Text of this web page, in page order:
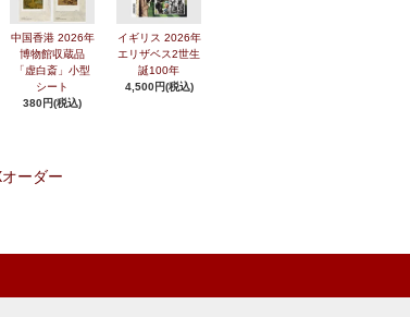
中国香港 2026年
博物館収蔵品
「虚白斎」小型
シート
380円(税込)
イギリス 2026年
エリザベス2世生
誕100年
4,500円(税込)